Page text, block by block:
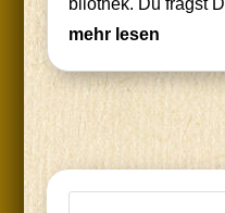
blio­thek. Du fragst
mehr lesen